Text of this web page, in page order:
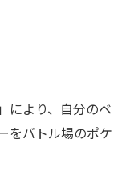
により、自分のベ
をバトル場のポケ